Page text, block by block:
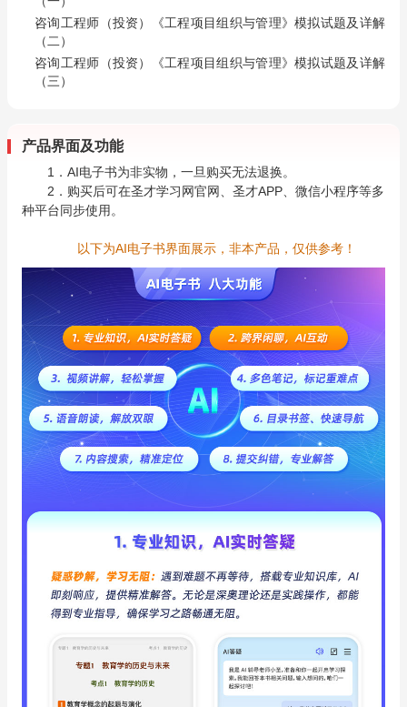
咨询工程师（投资）《工程项目组织与管理》模拟试题及详解
（二）
咨询工程师（投资）《工程项目组织与管理》模拟试题及详解
（三）
产品界面及功能
1．AI电子书为非实物，一旦购买无法退换。
2．购买后可在圣才学习网官网、圣才APP、微信小程序等多
种平台同步使用。
以下为AI电子书界面展示，非本产品，仅供参考！